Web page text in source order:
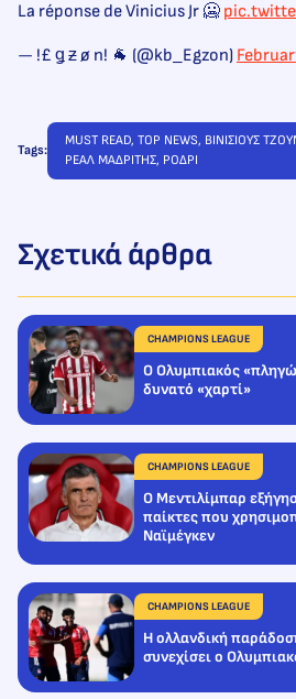
La réponse de Vinicius Jr 🥶
— !£ ǥ ƶ ø n! 🐐 (@kb_Egzon)
Tags:
MUST READ, TOP NEWS, ΒΙΝΙΣΙΟΥΣ
ΡΕΑΛ ΜΑΔΡΙΤΗΣ, ΡΟΔΡΙ
Σχετικά άρθρα
CHAMPIONS LEAGUE
Ο Ολυμπιακός
δυνατό «χαρτί»
CHAMPIONS LEAGUE
Ο Μεντιλίμπαρ
παίκτες που
Ναϊμέγκεν
CHAMPIONS LEAGUE
Η ολλανδική
συνεχίσει ο